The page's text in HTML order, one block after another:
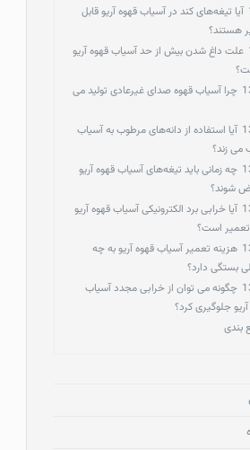
آیا تیغه‌های کند در آسیاب قهوه آریو قابل
هستند؟
علت داغ شدن بیش از حد آسیاب قهوه آریو
چرا آسیاب قهوه صدای غیرعادی تولید می‌
آیا استفاده از دانه‌های مرطوب به آسیاب
می‌ زند؟
چه زمانی باید تیغه‌های آسیاب قهوه آریو
شوند؟
آیا خرابی برد الکترونیکی آسیاب قهوه آریو
تعمیر است؟
هزینه تعمیر آسیاب قهوه آریو به چه
بستگی دارد؟
چگونه می‌ توان از خرابی مجدد آسیاب
جلوگیری کرد؟
بندی